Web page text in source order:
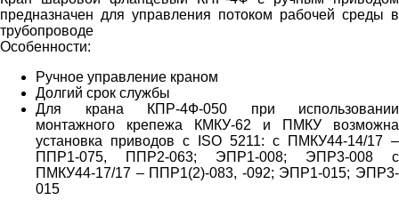
предназначен для управления потоком рабочей среды в
трубопроводе
Особенности:
Ручное управление краном
Долгий срок службы
Для крана КПР-4Ф-050 при использовании
монтажного крепежа КМКУ-62 и ПМКУ возможна
установка приводов с ISO 5211: с ПМКУ44-14/17 –
ППР1-075, ППР2-063; ЭПР1-008; ЭПР3-008 с
ПМКУ44-17/17 – ППР1(2)-083, -092; ЭПР1-015; ЭПР3-
015